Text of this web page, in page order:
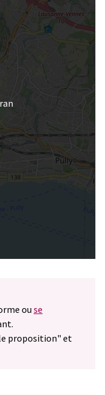
nouvel onglet)
ouse
proposition" et